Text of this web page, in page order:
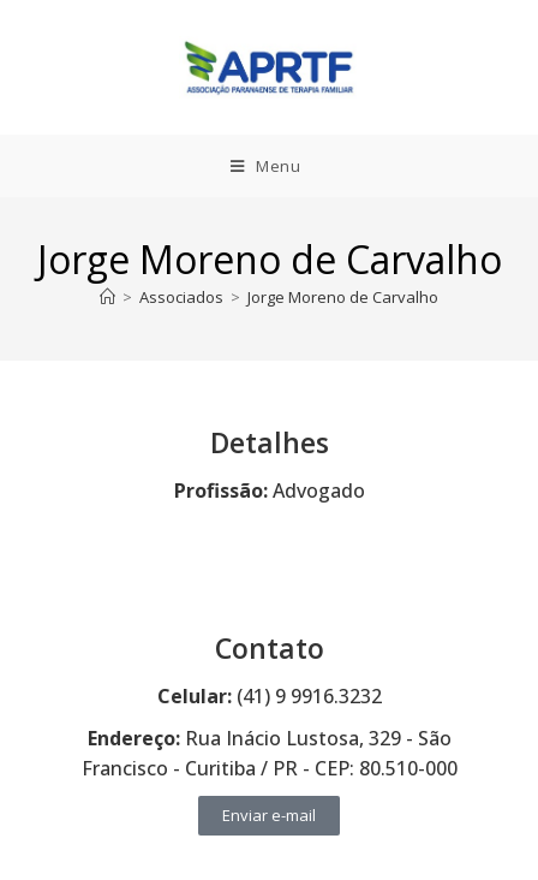
Menu
Jorge Moreno de Carvalho
> Associados > Jorge Moreno de Carvalho
Detalhes
Profissão:Advogado
Contato
Celular:(41) 9 9916.3232
Endereço:Rua Inácio Lustosa, 329 - São
Francisco - Curitiba / PR - CEP: 80.510-000
Enviar e-mail